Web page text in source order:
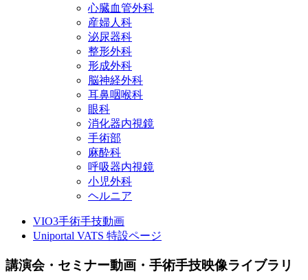
心臓血管外科
産婦人科
泌尿器科
整形外科
形成外科
脳神経外科
耳鼻咽喉科
眼科
消化器内視鏡
手術部
麻酔科
呼吸器内視鏡
小児外科
ヘルニア
VIO3手術手技動画
Uniportal VATS 特設ページ
講演会・セミナー動画・手術手技映像ライブラリ